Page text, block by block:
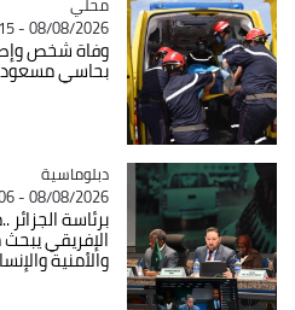
08/08/2026 - 10:15
بحاسي مسعود
Catégorie
دبلوماسية
08/08/2026 - 10:06
برئاسة
الإفريقي يبحث
والأمنية